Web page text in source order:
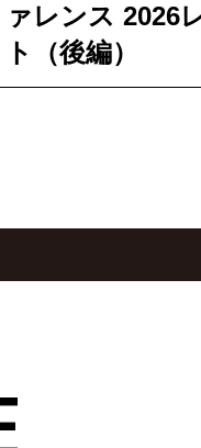
ァレンス 2026
ト（後編）